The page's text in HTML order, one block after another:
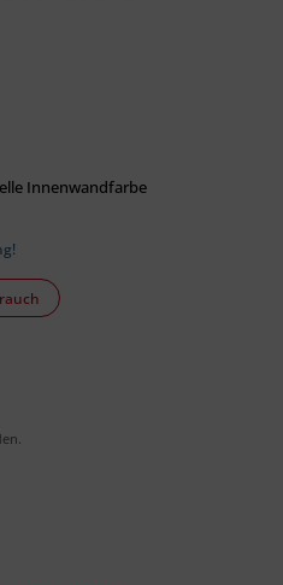
Innenwandfarbe